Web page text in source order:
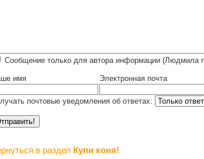
Сообщение только для автора информации (Людмила
имя Электронная почта
почтовые уведомления об ответах:
в раздел Купи коня!